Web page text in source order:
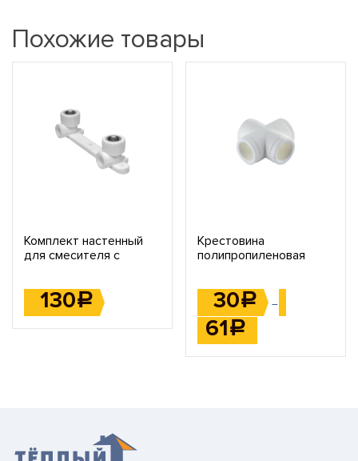
Похожие товары
Комплект настенный
для смесителя с
130Р
Крестовина
полипропиленовая
30Р –
61Р